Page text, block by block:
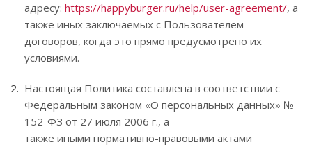
адресу: https://happyburger.ru/help/user-agreement/, а
также иных заключаемых с Пользователем
договоров, когда это прямо предусмотрено их
условиями.
Настоящая Политика составлена в соответствии с
Федеральным законом «О персональных данных» №
152-ФЗ от 27 июля 2006 г., а
также иными нормативно-правовыми актами